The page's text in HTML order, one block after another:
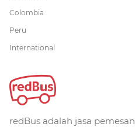
Colombia
Peru
International
redBus adalah jasa